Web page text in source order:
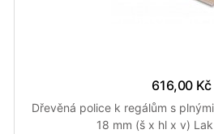
616,00 Kč
Dřevěná police k regálům s
18 mm (š x hl x v)